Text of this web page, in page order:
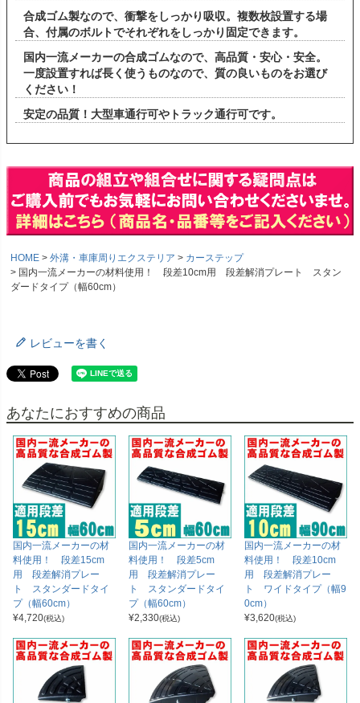
合成ゴム製なので、衝撃をしっかり吸収。複数枚設置する場
合、付属のボルトでそれぞれをしっかり固定できます。
国内一流メーカーの合成ゴムなので、高品質・安心・安全。
一度設置すれば長く使うものなので、質の良いものをお選び
ください！
安定の品質！大型車通行可やトラック通行可です。
HOME 外溝・車庫周りエクステリア
カーステップ
国内一流メーカーの材料使用！ 段差10cm用 段差解消プレート スタン
ダードタイプ（幅60cm）
レビューを書く
あなたにおすすめの商品
国内一流メーカーの材
料使用！ 段差15cm
用 段差解消プレー
ト スタンダードタイ
プ（幅60cm）
¥4,720(税込)
国内一流メーカーの材
料使用！ 段差5cm
用 段差解消プレー
ト スタンダードタイ
プ（幅60cm）
¥2,330(税込)
国内一流メーカーの材
料使用！ 段差10cm
用 段差解消プレー
ト ワイドタイプ（幅9
0cm）
¥3,620(税込)